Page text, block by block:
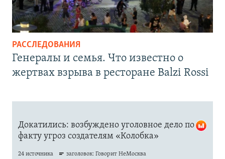
РАССЛЕДОВАНИЯ
Генералы и семья. Что известно о
жертвах взрыва в ресторане Balzi Rossi